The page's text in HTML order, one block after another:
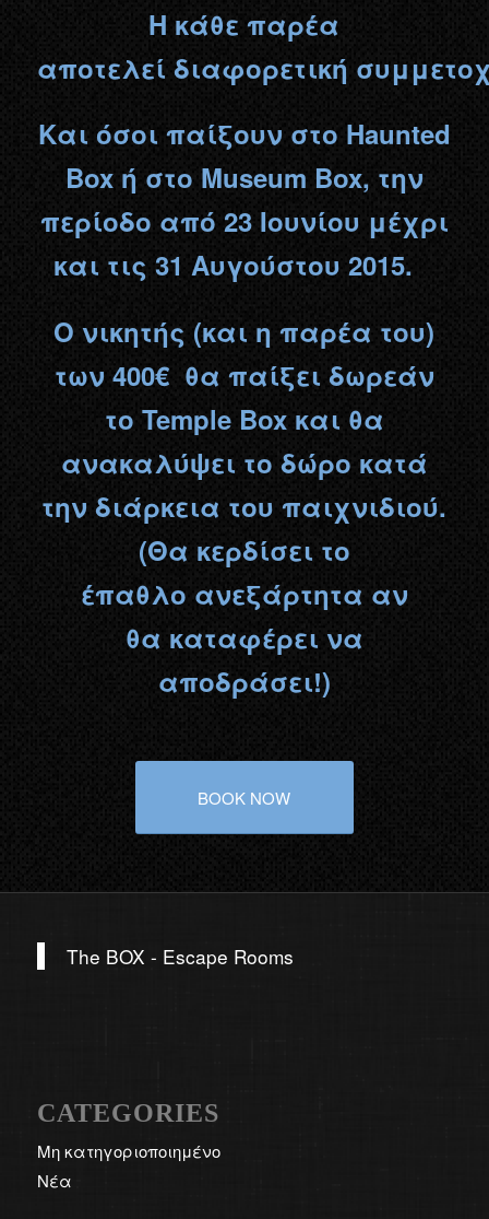
H κάθε παρέα
αποτελεί διαφορετική
Και όσοι παίξουν στο Haunted
Box ή στο Museum Box, την
περίοδο από 23 Ιουνίου μέχρι
και τις 31 Αυγούστου 2015.
Ο νικητής (και η παρέα του)
των 400€ θα παίξει δωρεάν
το Temple Box και θα
ανακαλύψει το δώρο κατά
την διάρκεια του παιχνιδιού.
(Θα κερδίσει το
έπαθλο ανεξάρτητα αν
θα καταφέρει να
αποδράσει!)
ΒΟΟΚ NOW
The BOX - Escape Rooms
CATEGORIES
Μη κατηγοριοποιημένο
Νέα